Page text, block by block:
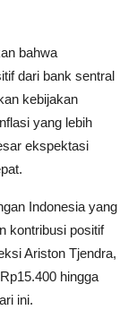
bahwa
dari bank sentral
kebijakan
yang lebih
ekspektasi
Indonesia yang
kontribusi positif
Ariston Tjendra,
hingga
ini.